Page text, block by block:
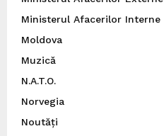
Ministerul Afacerilor Interne
Moldova
Muzică
N.A.T.O.
Norvegia
Noutăți